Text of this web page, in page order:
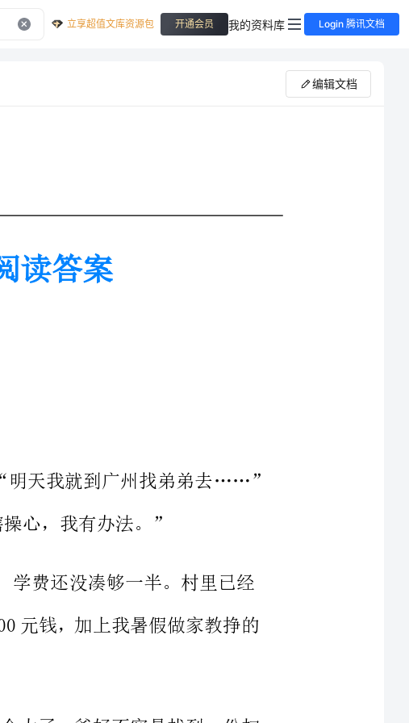
立享超值文库资源包 开通会员 我的资料库 Login 腾讯文档
编辑文档
挨家挨户地借遍了，弟弟昨天又寄回500元钱，加上我暑假做家教挣的
小老头儿，其实他今年四十才出头。妈身体不好，却总也不肯上医院看。